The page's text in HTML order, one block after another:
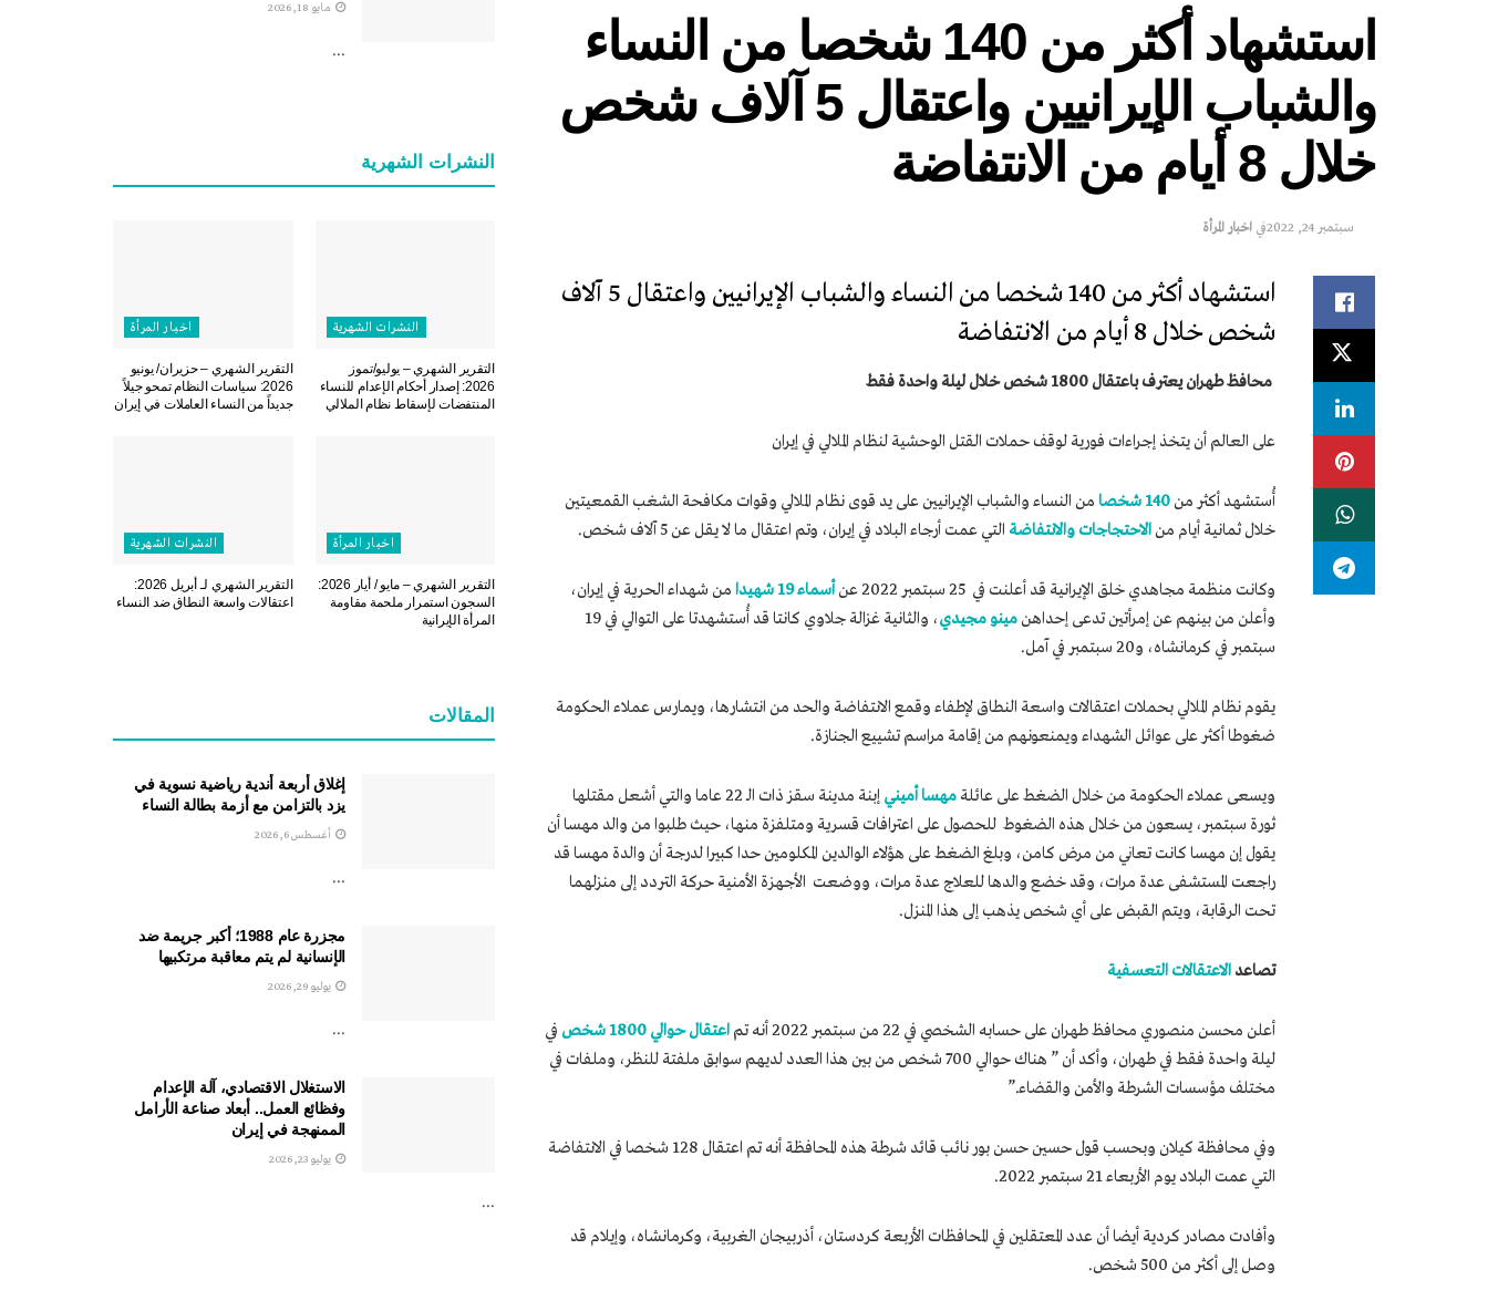
استشهاد أكثر من 140 شخصا من النساء
والشباب الإيرانيين واعتقال 5 آلاف شخص
خلال 8 أيام من الانتفاضة
سبتمبر 24, 2022 في اخبار المرأة
استشهاد أكثر من 140 شخصا من النساء والشباب الإيرانيين واعتقال 5 آلاف
شخص خلال 8 أيام من الانتفاضة
محافظ طهران يعترف باعتقال 1800 شخص خلال ليلة واحدة فقط
على العالم أن يتخذ إجراءات فورية لوقف حملات القتل الوحشية لنظام الملالي في إيران
أُستشهد أكثر من 140 شخصا
من النساء والشباب الإيرانيين على يد قوى نظام الملالي وقوات مكافحة الشغب القمعيتين
خلال ثمانية أيام من الاحتجاجات والانتفاضة التي عمت أرجاء البلاد في إيران، وتم اعتقال ما لا يقل عن 5 آلاف شخص.
وكانت منظمة مجاهدي خلق الإيرانية قد أعلنت في 25 سبتمبر 2022 عن أسماء 19 شهيدا
من شهداء الحرية في إيران،
وأعلن من بينهم عن إمرأتين تدعى إحداهن مينو مجيدي
، والثانية غزالة جلاوي كانتا قد أُستشهدتا على التوالي في 19
سبتمبر في كرمانشاه، و20 سبتمبر في آمل.
يقوم نظام الملالي بحملات اعتقالات واسعة النطاق لإطفاء وقمع الانتفاضة والحد من انتشارها، ويمارس عملاء الحكومة
ضغوطا أكثر على عوائل الشهداء ويمنعونهم من إقامة مراسم تشييع الجنازة.
ويسعى عملاء الحكومة من خلال الضغط على عائلة مهسا أميني
إبنة مدينة سقز ذات الـ 22 عاما والتي أشعل مقتلها
ثورة سبتمبر، يسعون من خلال هذه الضغوط للحصول على اعترافات قسرية ومتلفزة منها، حيث طلبوا من والد مهسا أن
يقول إن مهسا كانت تعاني من مرض كامن، وبلغ الضغط على هؤلاء الوالدين المكلومين حدا كبيرا لدرجة أن والدة مهسا قد
راجعت المستشفى عدة مرات، وقد خضع والدها للعلاج عدة مرات، ووضعت الأجهزة الأمنية حركة التردد إلى منزلهما
تحت الرقابة، ويتم القبض على أي شخص يذهب إلى هذا المنزل.
تصاعد الاعتقالات التعسفية
أعلن محسن منصوري محافظ طهران على حسابه الشخصي في 22 من سبتمبر 2022 أنه تم اعتقال حوالي 1800 شخص
في
ليلة واحدة فقط في طهران، وأكد أن ” هناك حوالي 700 شخص من بين هذا العدد لديهم سوابق ملفتة للنظر، وملفات في
مختلف مؤسسات الشرطة والأمن والقضاء.”
وفي محافظة كيلان وبحسب قول حسين حسن بور نائب قائد شرطة هذه المحافظة أنه تم اعتقال 128 شخصا في الانتفاضة
التي عمت البلاد يوم الأربعاء 21 سبتمبر 2022.
وأفادت مصادر كردية أيضا أن عدد المعتقلين في المحافظات الأربعة كردستان، أذربيجان الغربية، وكرمانشاه، وإيلام قد
وصل إلى أكثر من 500 شخص.
مايو 18, 2026
...
النشرات الشهریة
النشرات الشهریة
التقرير الشهري – يوليو/تموز
2026: إصدار أحكام الإعدام للنساء
المنتفضات لإسقاط نظام الملالي
اخبار المرأة
التقرير الشهري – حزيران/ يونيو
2026: سياسات النظام تمحو جيلاً
جديداً من النساء العاملات في إيران
اخبار المرأة
التقرير الشهري – مايو / أيار 2026:
السجون استمرار ملحمة مقاومة
المرأة الإيرانية
النشرات الشهریة
التقرير الشهري لـ أبريل 2026:
اعتقالات واسعة النطاق ضد النساء
المقالات
إغلاق أربعة أندية رياضية نسوية في
يزد بالتزامن مع أزمة بطالة النساء
أغسطس 6, 2026
...
مجزرة عام 1988؛ أكبر جريمة ضد
الإنسانية لم يتم معاقبة مرتكبيها
يوليو 29, 2026
...
الاستغلال الاقتصادي، آلة الإعدام
وفظائع العمل.. أبعاد صناعة الأرامل
الممنهجة في إيران
يوليو 23, 2026
...